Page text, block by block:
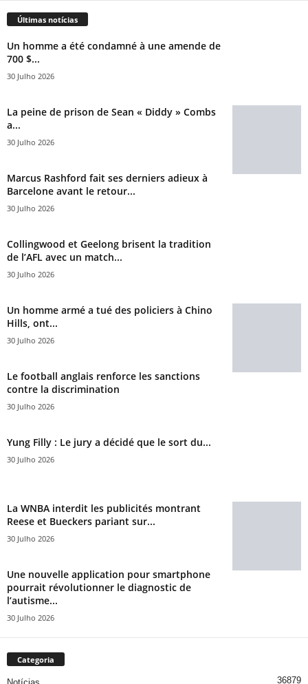
Últimas notícias
Un homme a été condamné à une amende de
700 $...
30 Julho 2026
La peine de prison de Sean « Diddy » Combs
a...
30 Julho 2026
Marcus Rashford fait ses derniers adieux à
Barcelone avant le retour...
30 Julho 2026
Collingwood et Geelong brisent la tradition
de l’AFL avec un match...
30 Julho 2026
Un homme armé a tué des policiers à Chino
Hills, ont...
30 Julho 2026
Le football anglais renforce les sanctions
contre la discrimination
30 Julho 2026
Yung Filly : Le jury a décidé que le sort du...
30 Julho 2026
La WNBA interdit les publicités montrant
Reese et Bueckers pariant sur...
30 Julho 2026
Une nouvelle application pour smartphone
pourrait révolutionner le diagnostic de
l’autisme...
30 Julho 2026
Categoria
36879